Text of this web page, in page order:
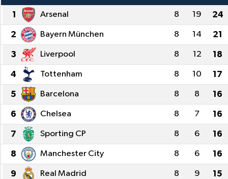
1 Arsenal 8 19 24
2 Bayern München 8 14 21
3 Liverpool 8 12 18
4 Tottenham 8 10 17
5 Barcelona 8 8 16
6 Chelsea 8 7 16
7 Sporting CP 8 6 16
8 Manchester City 8 6 16
9 Real Madrid 8 9 15
Süper Lig Puan Durumu ve Fikstür
Tüm Manşetler
Son Dakika Haberleri
Haber Arşivi